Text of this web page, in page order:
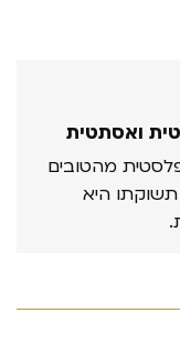
ואסתטית
פלסטית מהטובים
תשוקתו היא